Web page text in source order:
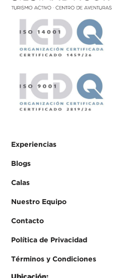
Experiencias
Blogs
Calas
Nuestro Equipo
Contacto
Política de Privacidad
Términos y Condiciones
Ubicación: